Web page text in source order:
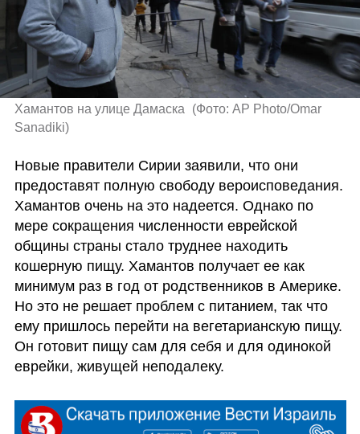
Хамантов на улице Дамаска (Фото: AP Photo/Omar
Sanadiki)
Новые правители Сирии заявили, что они
предоставят полную свободу вероисповедания.
Хамантов очень на это надеется. Однако по
мере сокращения численности еврейской
общины страны стало труднее находить
кошерную пищу. Хамантов получает ее как
минимум раз в год от родственников в Америке.
Но это не решает проблем с питанием, так что
ему пришлось перейти на вегетарианскую пищу.
Он готовит пищу сам для себя и для одинокой
еврейки, живущей неподалеку.